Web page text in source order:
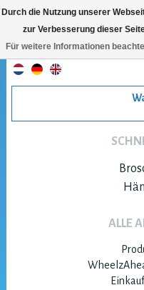
ALLE
Durch die Nutzung unserer
zur Verbesserung dieser
Für weitere Informationen